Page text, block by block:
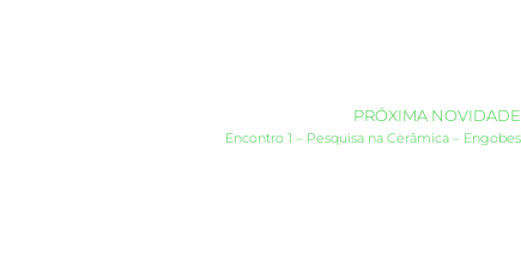
PRÓXIMA NOVIDADE
Encontro 1 – Pesquisa na Cerâmica – Engobes